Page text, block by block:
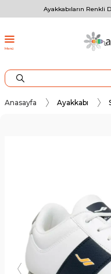
Ayakkabıların Renkli
Menü
Anasayfa Ayakkabı